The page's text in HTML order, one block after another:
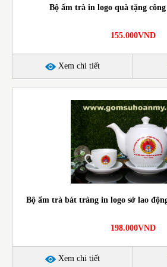
Bộ ấm trà in logo quà tặng
155.000VND
Xem chi tiết
Bộ ấm trà bát tràng in logo sở lao
198.000VND
Xem chi tiết